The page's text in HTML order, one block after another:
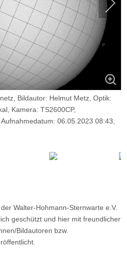
Bildautor: Helmut Metz, Optik:
Kamera: TS2600CP,
06.05.2023 08:43,
Walter-Hohmann-Sternwarte e.V.
geschützt und hier mit freundlicher
Bildautoren bzw.